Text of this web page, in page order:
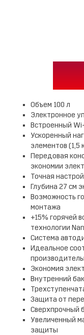
Объем 100 л
Электронное
Встроенный
Ускоренный
элементов (1,5
Передовая
экономии
Точная
Глубина 27 см
Возможность
монтажа
+15% горячей
технологии
Cистема
Идеальное
Экономия
Внутренний
Защита от
Сверхпрочный
Увеличенный
защиты